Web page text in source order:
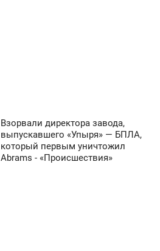
Взорвали директора завода,
выпускавшего «Упыря» — БПЛА,
который первым уничтожил
Abrams - «Происшествия»